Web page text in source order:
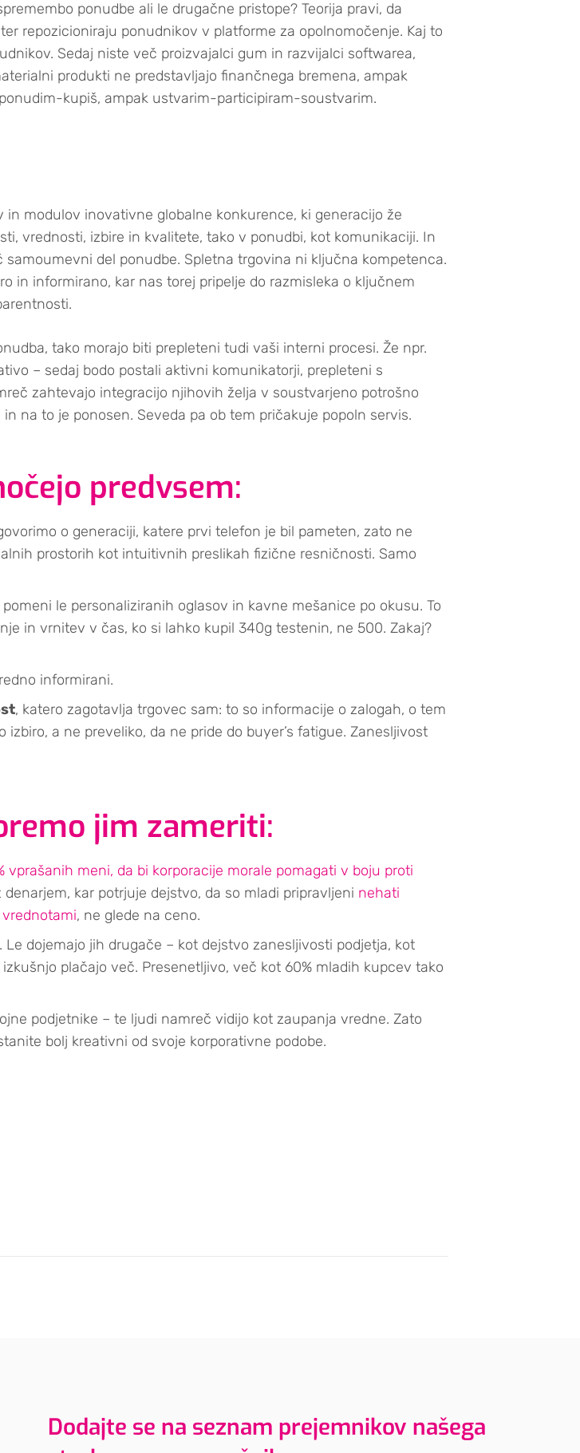
ponudbe ali le drugačne pristope? Teorija pravi, da
repozicioniraju ponudnikov v platforme za opolnomočenje. Kaj to
Sedaj niste več proizvajalci gum in razvijalci softwarea,
produkti ne predstavljajo finančnega bremena, ampak
kupiš, ampak ustvarim-participiram-soustvarim.
modulov inovativne globalne konkurence, ki generacijo že
vrednosti, izbire in kvalitete, tako v ponudbi, kot komunikaciji. In
del ponudbe. Spletna trgovina ni ključna kompetenca.
in informirano, kar nas torej pripelje do razmisleka o ključnem
tako morajo biti prepleteni tudi vaši interni procesi. Že npr.
– sedaj bodo postali aktivni komunikatorji, prepleteni s
zahtevajo integracijo njihovih želja v soustvarjeno potrošno
na to je ponosen. Seveda pa ob tem pričakuje popoln servis.
predvsem:
o generaciji, katere prvi telefon je bil pameten, zato ne
prostorih kot intuitivnih preslikah fizične resničnosti. Samo
pomeni le personaliziranih oglasov in kavne mešanice po okusu. To
in vrnitev v čas, ko si lahko kupil 340g testenin, ne 500. Zakaj?
informirani.
, katero zagotavlja trgovec sam: to so informacije o zalogah, o tem
izbiro, a ne preveliko, da ne pride do buyer’s fatigue. Zanesljivost
jim zameriti:
vprašanih meni, da bi korporacije morale pomagati v boju proti
denarjem, kar potrjuje dejstvo, da so mladi pripravljeni nehati
, ne glede na ceno.
. Le dojemajo jih drugače – kot dejstvo zanesljivosti podjetja, kot
plačajo več. Presenetljivo, več kot 60% mladih kupcev tako
podjetnike – te ljudi namreč vidijo kot zaupanja vredne. Zato
bolj kreativni od svoje korporativne podobe.
Dodajte se na seznam prejemnikov našega